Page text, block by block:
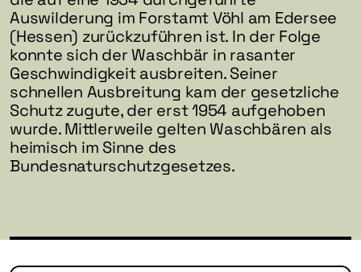
Auswilderung im Forstamt Vöhl am Edersee
(Hessen) zurückzuführen ist. In der Folge
konnte sich der Waschbär in rasanter
Geschwindigkeit ausbreiten. Seiner
schnellen Ausbreitung kam der gesetzliche
Schutz zugute, der erst 1954 aufgehoben
wurde. Mittlerweile gelten Waschbären als
heimisch im Sinne des
Bundesnaturschutzgesetzes.